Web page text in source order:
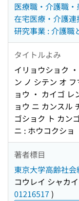
医療職・介護職
在宅医療・介護
研究事業 : 介護職
タイトルよみ
イリョウショク
ン ノ シテン オ
ョウ ・ カイゴ レ
ョウ ニ カンスル
ゴショク ト カン
ニ : ホウコクショ
著者標目
東京大学高齢社
コウレイ シャカ
01216517 )